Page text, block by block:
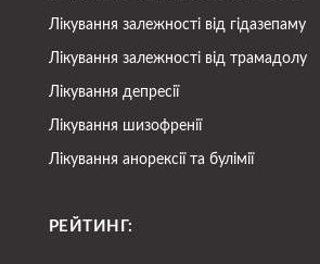
Лікування залежності від гідазепаму
Лікування залежності від трамадолу
Лікування депресії
Лікування шизофренії
Лікування анорексії та булімії
РЕЙТИНГ: